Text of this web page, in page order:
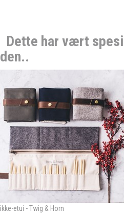
Dette har vært
etui - Twig & Horn